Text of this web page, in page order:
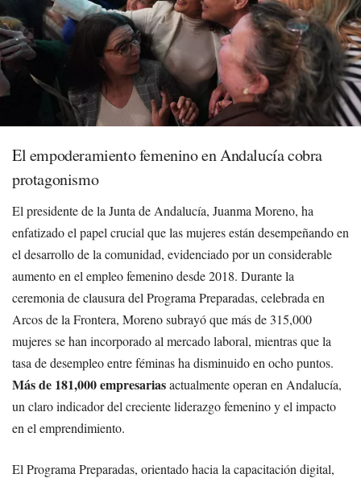
El empoderamiento femenino en Andalucía cobra
protagonismo
El presidente de la Junta de Andalucía, Juanma Moreno, ha
enfatizado el papel crucial que las mujeres están desempeñando en
el desarrollo de la comunidad, evidenciado por un considerable
aumento en el empleo femenino desde 2018. Durante la
ceremonia de clausura del Programa Preparadas, celebrada en
Arcos de la Frontera, Moreno subrayó que más de 315,000
mujeres se han incorporado al mercado laboral, mientras que la
tasa de desempleo entre féminas ha disminuido en ocho puntos.
Más de 181,000 empresariasactualmente operan en Andalucía,
un claro indicador del creciente liderazgo femenino y el impacto
en el emprendimiento.
El Programa Preparadas, orientado hacia la capacitación digital,